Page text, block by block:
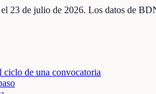
23 de julio de 2026. Los datos de
ciclo de una convocatoria